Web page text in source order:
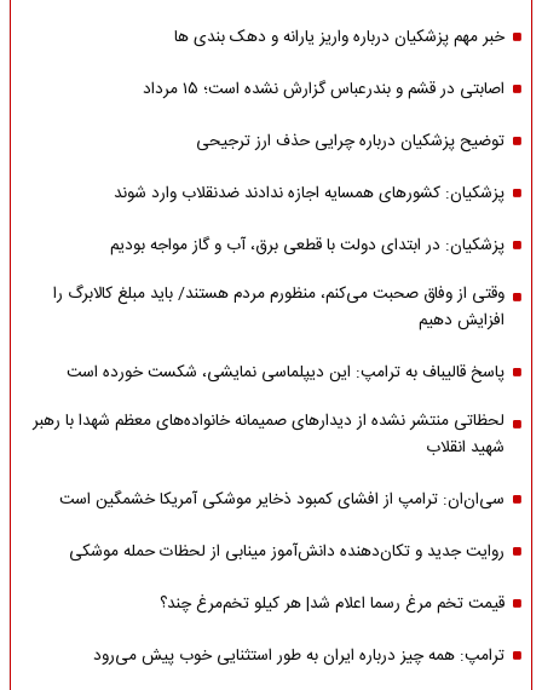
خبر مهم پزشکیان درباره واریز یارانه و دهک بندی ها
اصابتی در قشم و بندرعباس گزارش نشده است؛ ۱۵ مرداد
توضیح پزشکیان درباره چرایی حذف ارز ترجیحی
پزشکیان: کشورهای همسایه اجازه ندادند ضدنقلاب وارد شوند
پزشکیان: در ابتدای دولت با قطعی برق، آب و گاز مواجه بودیم
وقتی از وفاق صحبت می‌کنم، منظورم مردم هستند/ باید مبلغ کالابرگ را
افزایش دهیم
پاسخ قالیباف به ترامپ: این دیپلماسی نمایشی، شکست خورده است
لحظاتی منتشر نشده از دیدارهای صمیمانه خانواده‌های معظم شهدا با رهبر
شهید انقلاب
سی‌ان‌ان: ترامپ از افشای کمبود ذخایر موشکی آمریکا خشمگین است
روایت جدید و تکان‌دهنده دانش‌آموز مینابی از لحظات حمله موشکی
قیمت تخم مرغ رسما اعلام شد| هر کیلو تخم‌مرغ چند؟
ترامپ: همه چیز درباره ایران به طور استثنایی خوب پیش می‌رود